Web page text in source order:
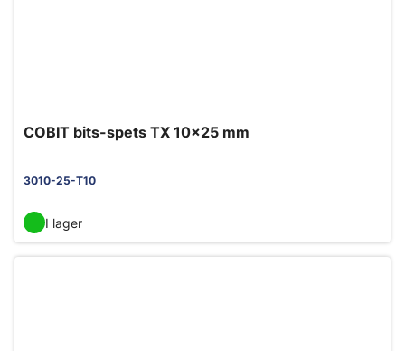
COBIT bits-spets TX 10x25 mm
3010-25-T10
I lager